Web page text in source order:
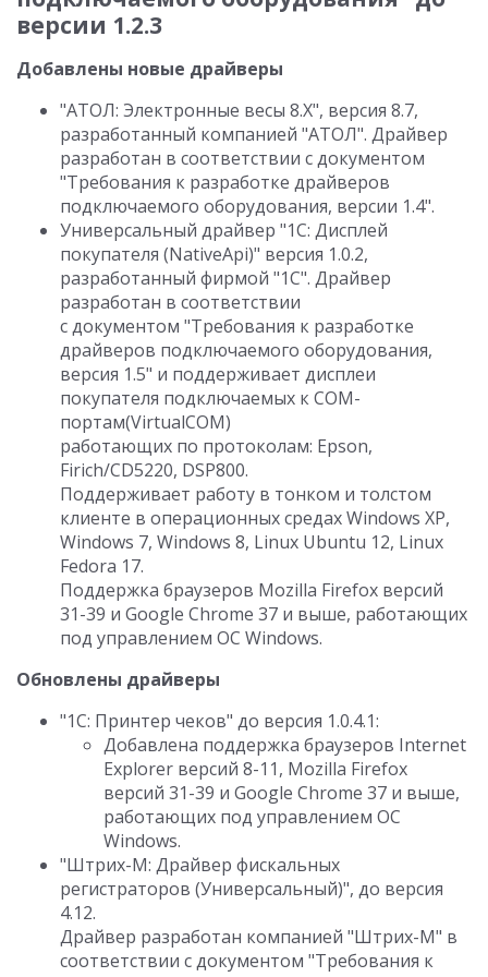
версии 1.2.3
Добавлены новые драйверы
"АТОЛ: Электронные весы 8.X", версия 8.7,
разработанный компанией "АТОЛ". Драйвер
разработан в соответствии с документом
"Требования к разработке драйверов
подключаемого оборудования, версии 1.4".
Универсальный драйвер "1С: Дисплей
покупателя (NativeApi)" версия 1.0.2,
разработанный фирмой "1С". Драйвер
разработан в соответствии
с документом "Требования к разработке
драйверов подключаемого оборудования,
версия 1.5" и поддерживает дисплеи
покупателя подключаемых к COM-
портам(VirtualCOM)
работающих по протоколам: Epson,
Firich/CD5220, DSP800.
Поддерживает работу в тонком и толстом
клиенте в операционных средах Windows XP,
Windows 7, Windows 8, Linux Ubuntu 12, Linux
Fedora 17.
Поддержка браузеров Mozilla Firefox версий
31-39 и Google Chrome 37 и выше, работающих
под управлением ОС Windows.
Обновлены драйверы
"1С: Принтер чеков" до версия 1.0.4.1:
Добавлена поддержка браузеров Internet
Explorer версий 8-11, Mozilla Firefox
версий 31-39 и Google Chrome 37 и выше,
работающих под управлением ОС
Windows.
"Штрих-М: Драйвер фискальных
регистраторов (Универсальный)", до версия
4.12.
Драйвер разработан компанией "Штрих-М" в
соответствии с документом "Требования к